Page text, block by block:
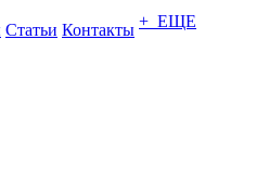
Статьи Контакты + ЕЩЕ